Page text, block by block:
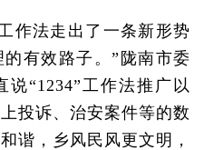
作法走出了一条新形势
有效路子。”陇南市委
“1234”工作法推广以
投诉、治安案件等的数
谐，乡风民风更文明，